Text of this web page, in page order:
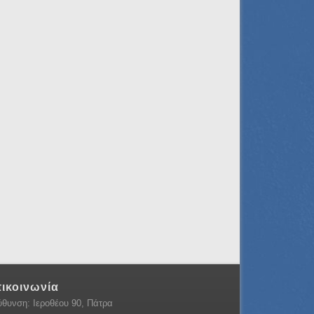
Ιεροθέου 90, Πάτρα